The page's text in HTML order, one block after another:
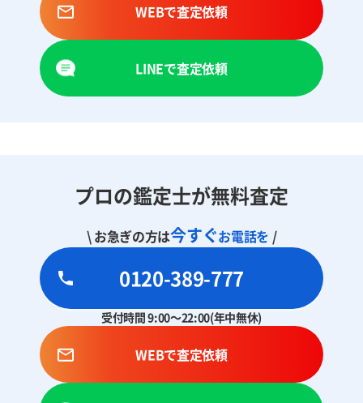
WEBで査定依頼
LINEで査定依頼
プロの鑑定士が無料査定
\ お急ぎの方は今すぐお電話を /
0120-389-777
受付時間 9:00～22:00(年中無休)
WEBで査定依頼